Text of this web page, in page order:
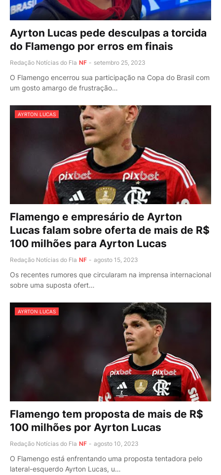
Ayrton Lucas pede desculpas a torcida
do Flamengo por erros em finais
Redação Notícias do Fla NF - setembro 25, 2023
O Flamengo encerrou sua participação na Copa do Brasil com
um gosto amargo de frustração…
AYRTON LUCAS
Flamengo e empresário de Ayrton
Lucas falam sobre oferta de mais de R$
100 milhões para Ayrton Lucas
Redação Notícias do Fla NF - agosto 15, 2023
Os recentes rumores que circularam na imprensa internacional
sobre uma suposta ofert…
AYRTON LUCAS
Flamengo tem proposta de mais de R$
100 milhões por Ayrton Lucas
Redação Notícias do Fla NF - agosto 10, 2023
O Flamengo está enfrentando uma proposta tentadora pelo
lateral-esquerdo Ayrton Lucas, u…